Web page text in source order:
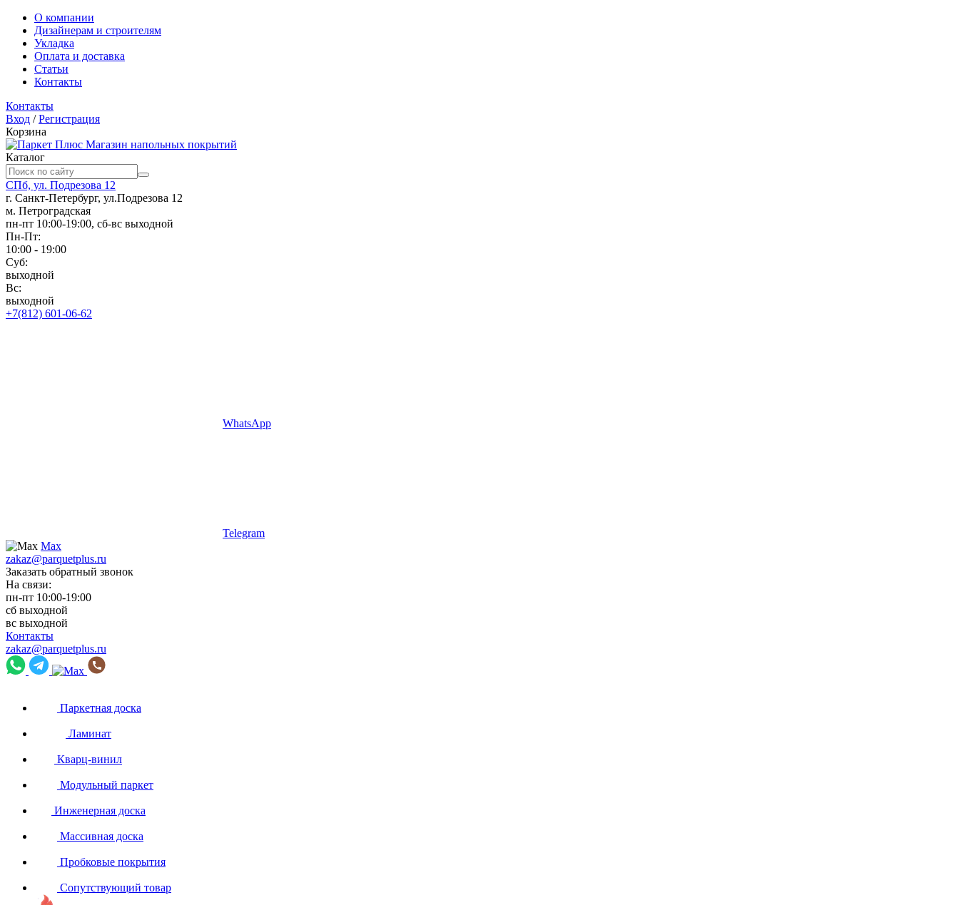
О компании
Дизайнерам и строителям
Укладка
Оплата и доставка
Статьи
Контакты
Контакты
Вход /Регистрация
Корзина
Магазин напольных покрытий
Каталог
СПб, ул. Подрезова 12
г. Санкт-Петербург, ул.Подрезова 12
м. Петроградская
пн-пт 10:00-19:00, сб-вс выходной
Пн-Пт:
10:00 - 19:00
Суб:
выходной
Вс:
выходной
+7(812) 601-06-62
WhatsApp
Telegram
Max
zakaz@parquetplus.ru
Заказать обратный звонок
На связи:
пн-пт 10:00-19:00
сб выходной
вс выходной
Контакты
zakaz@parquetplus.ru
Паркетная доска
Ламинат
Кварц-винил
Модульный паркет
Инженерная доска
Массивная доска
Пробковые покрытия
Сопутствующий товар